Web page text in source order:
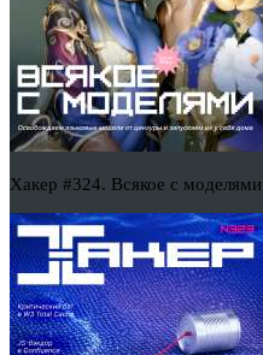
Хакер #324. Всякое с моделями